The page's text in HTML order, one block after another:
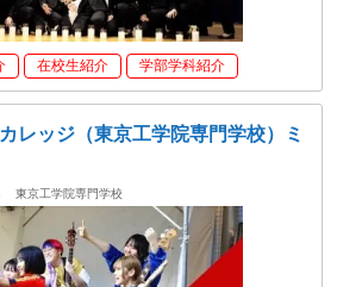
在校生紹介 学部学科紹介
レッジ（東京工学院専門学校）ミ
東京工学院専門学校